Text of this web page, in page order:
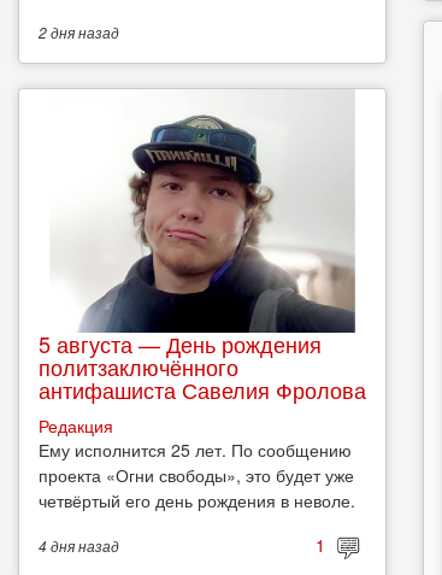
2 дняназад
5 августа — День рождения
политзаключённого
антифашиста Савелия Фролова
Редакция
Ему исполнится 25 лет. По сообщению
проекта «Огни свободы», это будет уже
четвёртый его день рождения в неволе.
4 дняназад 1